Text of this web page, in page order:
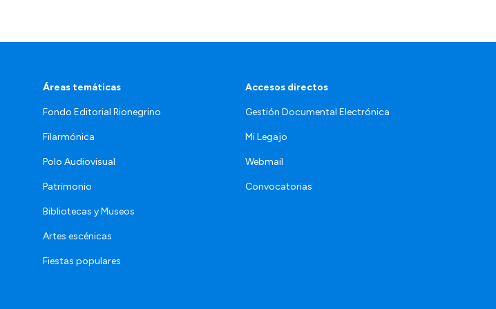
Áreas temáticas
Fondo Editorial Rionegrino
Filarmónica
Polo Audiovisual
Patrimonio
Bibliotecas y Museos
Artes escénicas
Fiestas populares
Accesos directos
Gestión Documental Electrónica
Mi Legajo
Webmail
Convocatorias